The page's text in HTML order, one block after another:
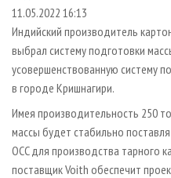
СУШКА ДРЕВЕСИНЫ
ПРОИЗВОДСТВО
ДЕРЕВЯННОЕ
ПРОИЗВОДСТВО МЕБЕЛИ
БИОЭНЕРГЕТИКА
ЦБП
ИНСТРУМЕНТ И
ПЕРСОНЫ
МОБИЛЬНЫЕ ВЫСТАВКИ
ОФИЦИАЛЬНЫЕ ДЕЛЕГАЦИИ
ПРИОРИТЕТНЫЕ
RUSSIAN FORESTRY REVIEW
ГАЗЕТА ЛЕСПРОМФОРУМ
БИБЛИОТЕКА
КОНТАКТЫ
РЕКЛАМА
РЕКЛАМА НА САЙТЕ
11.05.2022 16:13
Индийский производитель
выбрал систему подготовки
усовершенствованную систему
в городе Кришнагири.
Имея производительность 250
массы будет стабильно
OCC для производства тарного
поставщик Voith обеспечит